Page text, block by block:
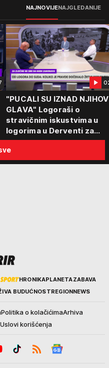
NAJNOVIJENAJGLEDANIJE
"PUCALI SU IZNAD
GLAVA" Logoraši o
stravičnim iskustvima u
logorima u Derventi za
emisiju "Puls Srbije
"Tada je počela velika
tortura..."
HRONIKAPLANETAZABAVA
BUDUĆNOSTREGIONNEWS
Politika o kolačićimaArhiva
Uslovi korišćenja